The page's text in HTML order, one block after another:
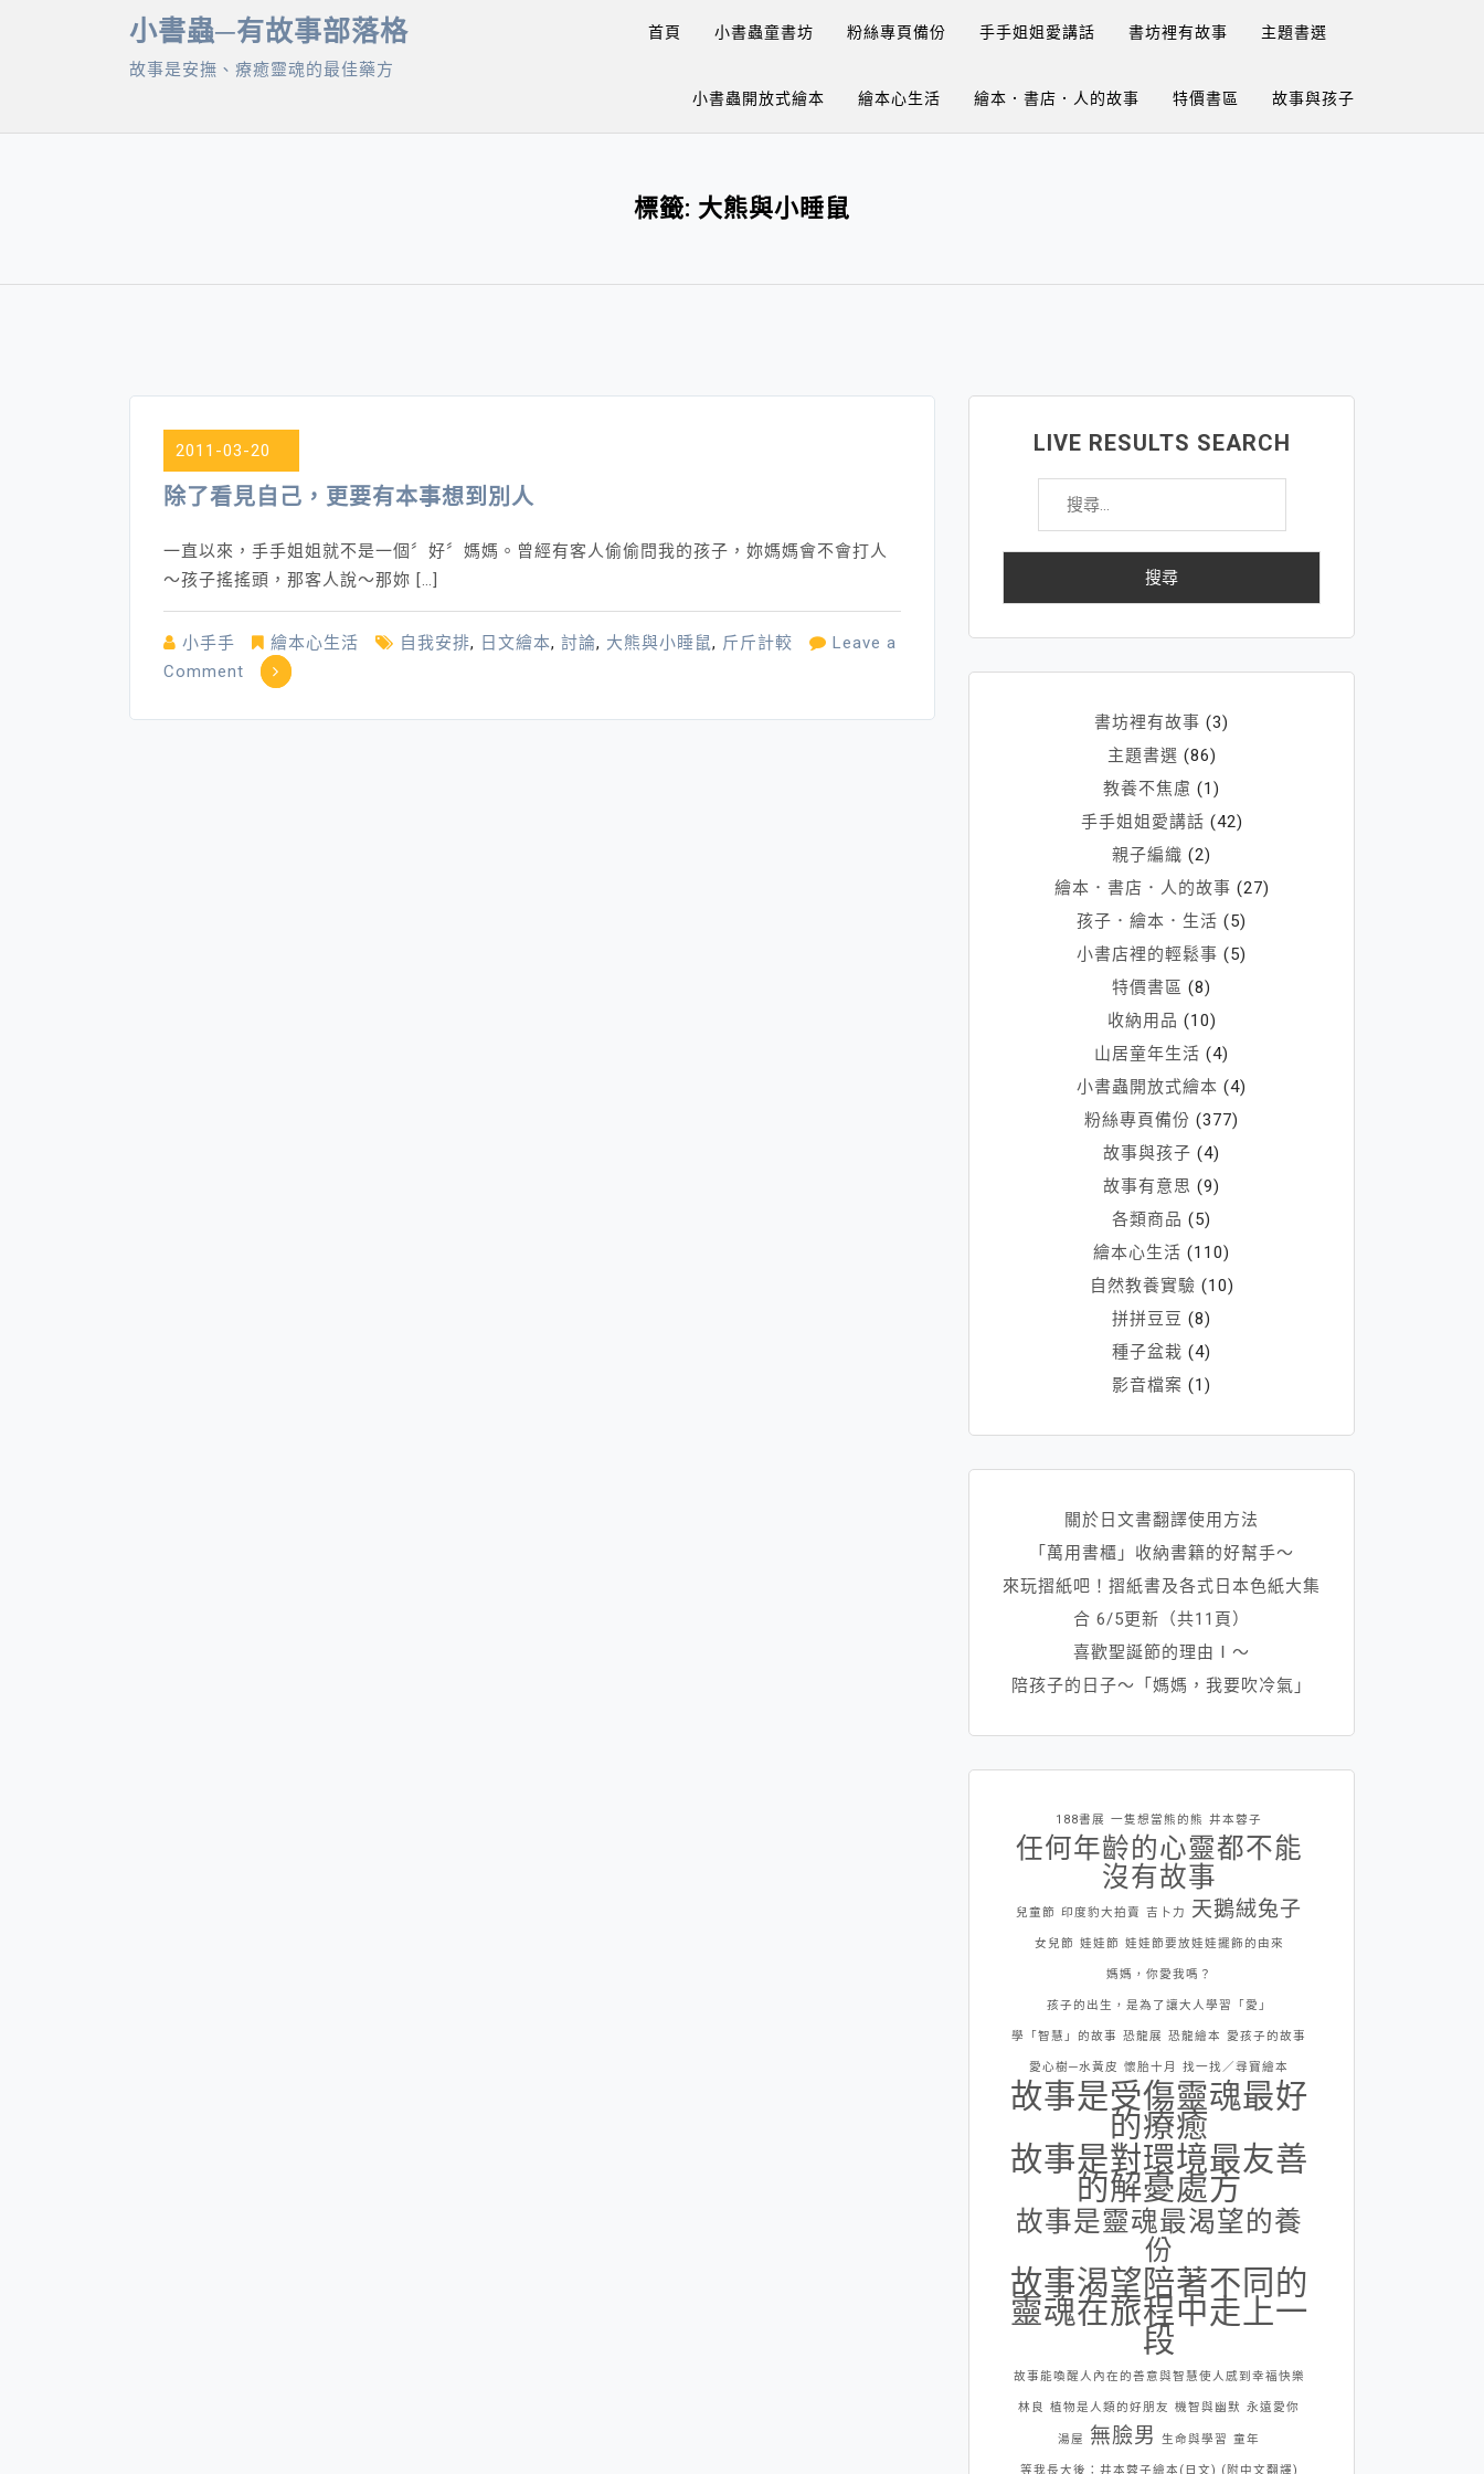
小書蟲─有故事部落格
故事是安撫、療癒靈魂的最佳藥方
首頁 小書蟲童書坊 粉絲專頁備份 手手姐姐愛講話 書坊裡有故事 主題書選
小書蟲開放式繪本 繪本心生活 繪本．書店．人的故事 特價書區 故事與孩子
標籤: 大熊與小睡鼠
2011-03-20
除了看見自己，更要有本事想到別人
一直以來，手手姐姐就不是一個〞好〞媽媽。曾經有客人偷偷問我的孩子，妳媽媽會不會打人
～孩子搖搖頭，那客人說～那妳 […]
小手手 繪本心生活 自我安排, 日文繪本, 討論, 大熊與小睡鼠, 斤斤計較
Leave a
Comment on
LIVE RESULTS SEARCH
搜
關
書坊裡有故事 (3)
主題書選 (86)
教養不焦慮 (1)
手手姐姐愛講話 (42)
親子編織 (2)
繪本．書店．人的故事 (27)
孩子．繪本．生活 (5)
小書店裡的輕鬆事 (5)
特價書區 (8)
收納用品 (10)
山居童年生活 (4)
小書蟲開放式繪本 (4)
粉絲專頁備份 (377)
故事與孩子 (4)
故事有意思 (9)
各類商品 (5)
繪本心生活 (110)
自然教養實驗 (10)
拼拼豆豆 (8)
種子盆栽 (4)
影音檔案 (1)
關於日文書翻譯使用方法
「萬用書櫃」收納書籍的好幫手～
來玩摺紙吧！摺紙書及各式日本色紙大集
合 6/5更新（共11頁）
喜歡聖誕節的理由Ⅰ～
陪孩子的日子～「媽媽，我要吹冷氣」
188書展 一隻想當熊的熊 井本蓉子
任何年齡的心靈都不能
沒有故事
兒童節 印度豹大拍賣 吉卜力 天鵝絨兔子
女兒節 娃娃節 娃娃節要放娃娃擺飾的由來
媽媽，你愛我嗎？
孩子的出生，是為了讓大人學習「愛」
學「智慧」的故事 恐龍展 恐龍繪本 愛孩子的故事
愛心樹─水黃皮 懷胎十月 找一找／尋寶繪本
故事是受傷靈魂最好
的療癒
故事是對環境最友善
的解憂處方
故事是靈魂最渴望的養
份
故事渴望陪著不同的
靈魂在旅程中走上一
段
故事能喚醒人內在的善意與智慧使人感到幸福快樂
林良 植物是人類的好朋友 機智與幽默 永遠愛你
湯屋 無臉男 生命與學習 童年
等我長大後：井本蓉子繪本(日文) (附中文翻譯)